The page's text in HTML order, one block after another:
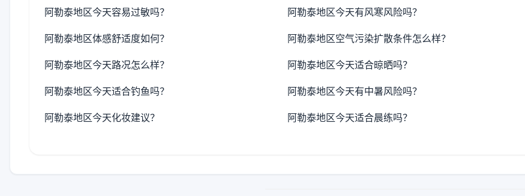
阿勒泰地区今天容易过敏吗？ 阿勒泰地区今天有风寒风险吗？
阿勒泰地区体感舒适度如何？ 阿勒泰地区空气污染扩散条件怎么样？
阿勒泰地区今天路况怎么样？ 阿勒泰地区今天适合晾晒吗？
阿勒泰地区今天适合钓鱼吗？ 阿勒泰地区今天有中暑风险吗？
阿勒泰地区今天化妆建议？ 阿勒泰地区今天适合晨练吗？